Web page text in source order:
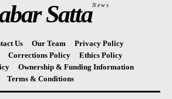
SattaNews
Us Our Team
Privacy Policy
Corrections Policy
Ethics Policy
Ownership & Funding Information
Terms & Conditions